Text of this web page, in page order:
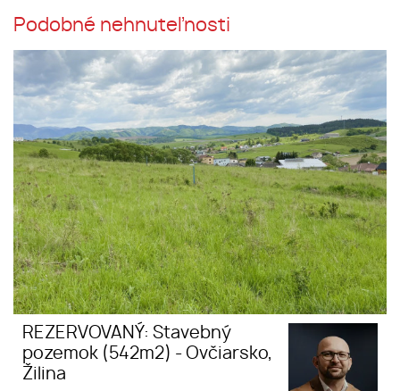
Podobné nehnuteľnosti
Stavebný pozemok (542m2) -
Ovčiarsko, Žilina
REZERVOVANÝ: Stavebný
pozemok (542m2) - Ovčiarsko,
Žilina